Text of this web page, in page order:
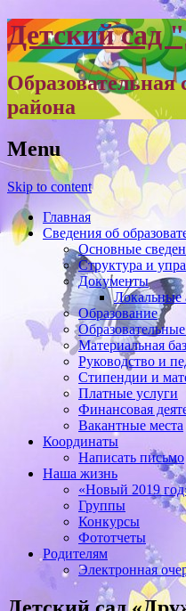
Детский сад
Образовательная
района
Menu
Skip to content
Главная
Сведения об
Основные
Структура и
Документы
Локальные
Образование
Материальная
Руководство и
Стипендии и
Платные услуги
Финансовая
Вакантные места
Координаты
Написать письмо
Наша жизнь
«Новый 2019
Группы
Конкурсы
Фототчеты
Родителям
Электронная